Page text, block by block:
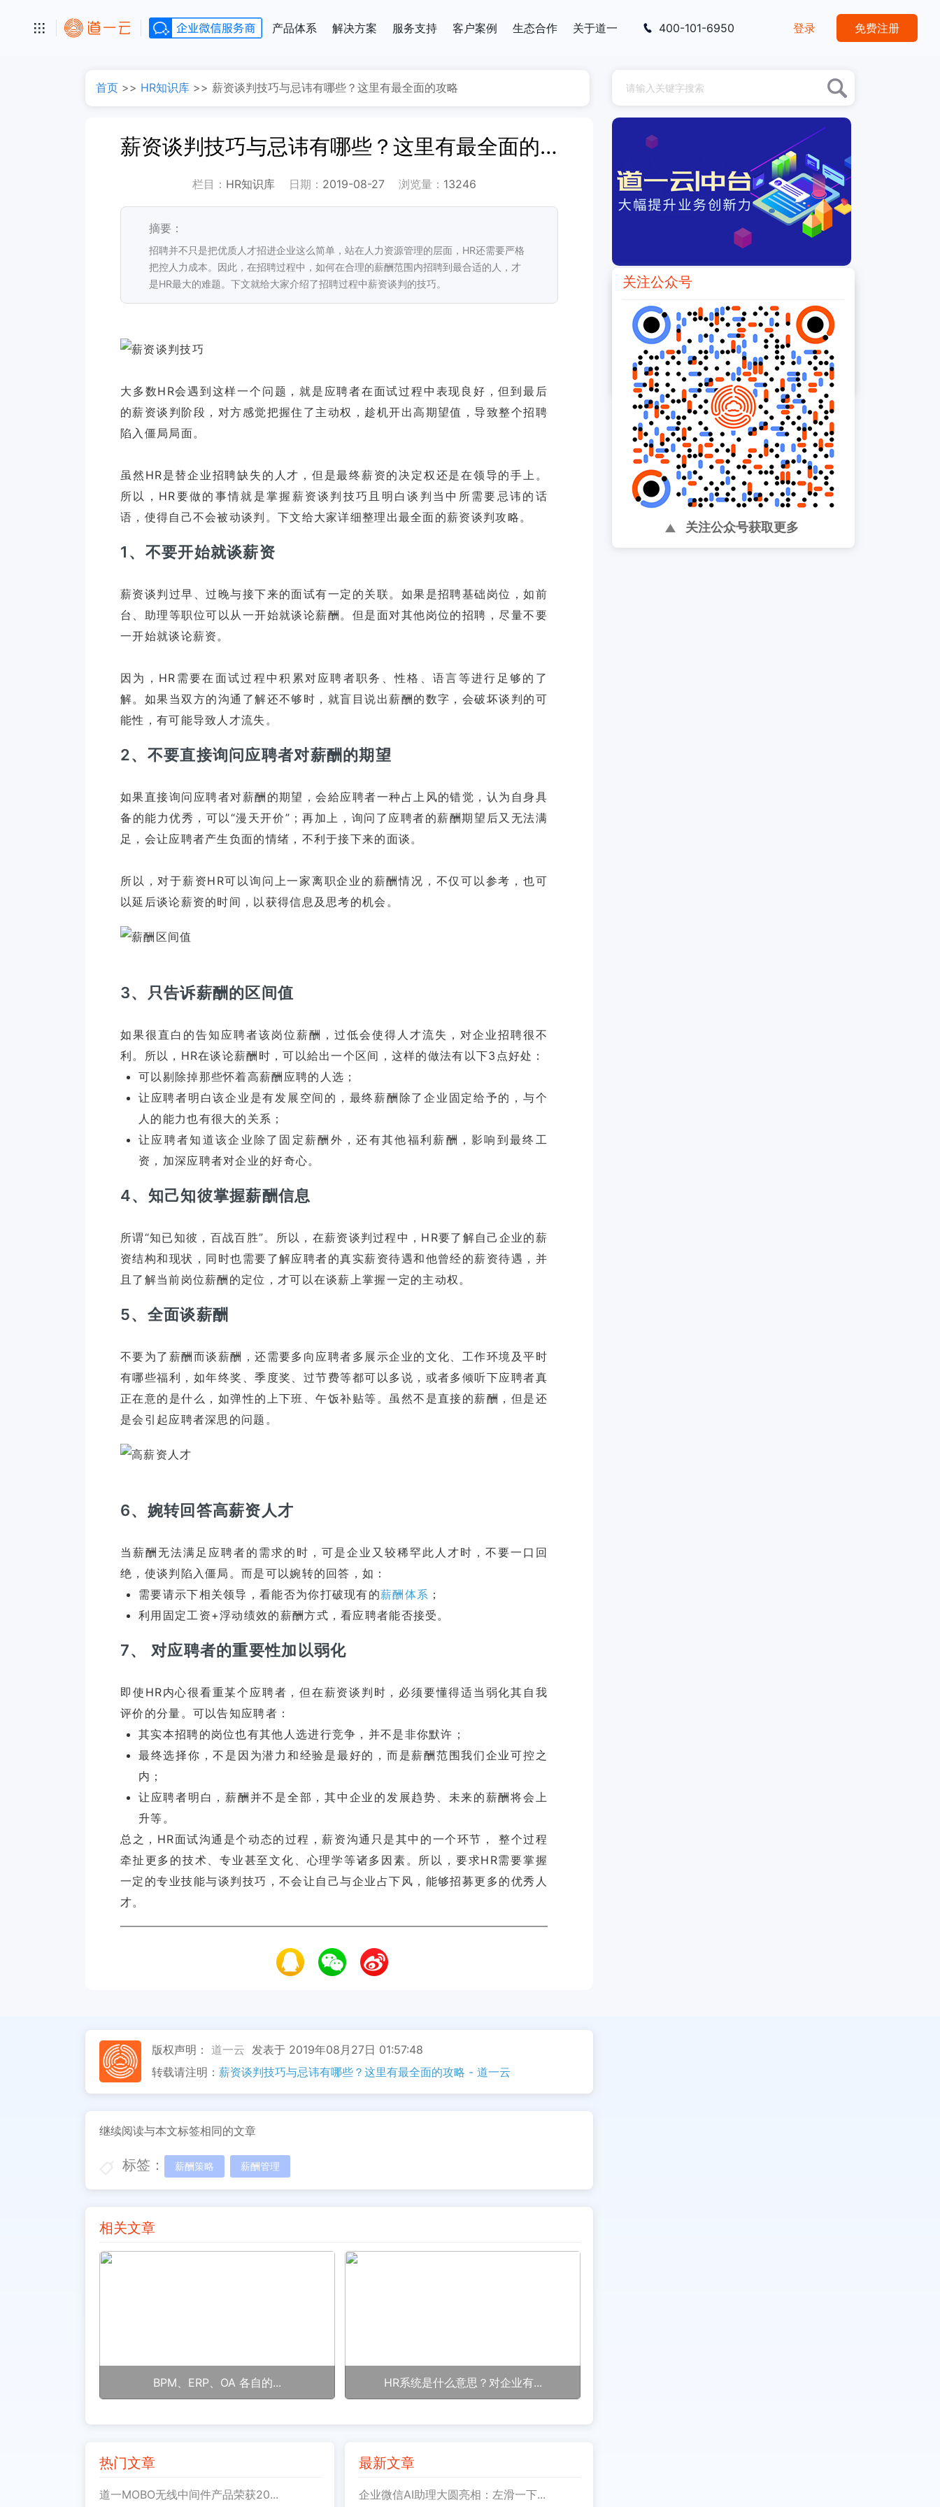
产品体系 解决方案 服务支持 客户案例 生态合作 关于道一 400-101-6950 登录 免费注册
首页 >> HR知识库 >> 薪资谈判技巧与忌讳有哪些？这里有最全面的攻略
薪资谈判技巧与忌讳有哪些？这里有最全面的攻略
栏目： HR知识库 日期： 2019-08-27 浏览量： 13246
摘要：
招聘并不只是把优质人才招进企业这么简单，站在人力资源管理的层面，HR还需要严格
把控人力成本。因此，在招聘过程中，如何在合理的薪酬范围内招聘到最合适的人，才
是HR最大的难题。下文就给大家介绍了招聘过程中薪资谈判的技巧。
大多数HR会遇到这样一个问题，就是应聘者在面试过程中表现良好，但到最后
的薪资谈判阶段，对方感觉把握住了主动权，趁机开出高期望值，导致整个招聘
陷入僵局局面。
虽然HR是替企业招聘缺失的人才，但是最终薪资的决定权还是在领导的手上。
所以，HR要做的事情就是掌握薪资谈判技巧且明白谈判当中所需要忌讳的话
1、不要开始就谈薪资
薪资谈判过早、过晚与接下来的面试有一定的关联。如果是招聘基础岗位，如前
台、助理等职位可以从一开始就谈论薪酬。但是面对其他岗位的招聘，尽量不要
一开始就谈论薪资。
因为，HR需要在面试过程中积累对应聘者职务、性格、语言等进行足够的了
解。如果当双方的沟通了解还不够时，就盲目说出薪酬的数字，会破坏谈判的可
2、不要直接询问应聘者对薪酬的期望
如果直接询问应聘者对薪酬的期望，会給应聘者一种占上风的错觉，认为自身具
备的能力优秀，可以“漫天开价”；再加上，询问了应聘者的薪酬期望后又无法满
足，会让应聘者产生负面的情绪，不利于接下来的面谈。
所以，对于薪资HR可以询问上一家离职企业的薪酬情况，不仅可以参考，也可
3、只告诉薪酬的区间值
如果很直白的告知应聘者该岗位薪酬，过低会使得人才流失，对企业招聘很不
可以剔除掉那些怀着高薪酬应聘的人选；
让应聘者明白该企业是有发展空间的，最终薪酬除了企业固定给予的，与个
人的能力也有很大的关系；
让应聘者知道该企业除了固定薪酬外，还有其他福利薪酬，影响到最终工
资，加深应聘者对企业的好奇心。
4、知己知彼掌握薪酬信息
所谓“知已知彼，百战百胜”。所以，在薪资谈判过程中，HR要了解自己企业的薪
资结构和现状，同时也需要了解应聘者的真实薪资待遇和他曾经的薪资待遇，并
5、全面谈薪酬
不要为了薪酬而谈薪酬，还需要多向应聘者多展示企业的文化、工作环境及平时
有哪些福利，如年终奖、季度奖、过节费等都可以多说，或者多倾听下应聘者真
正在意的是什么，如弹性的上下班、午饭补贴等。虽然不是直接的薪酬，但是还
6、婉转回答高薪资人才
当薪酬无法满足应聘者的需求的时，可是企业又较稀罕此人才时，不要一口回
需要请示下相关领导，看能否为你打破现有的薪酬体系 ；
利用固定工资+浮动绩效的薪酬方式，看应聘者能否接受。
7、 对应聘者的重要性加以弱化
即使HR内心很看重某个应聘者，但在薪资谈判时，必须要懂得适当弱化其自我
其实本招聘的岗位也有其他人选进行竞争，并不是非你默许；
最终选择你，不是因为潜力和经验是最好的，而是薪酬范围我们企业可控之
内；
让应聘者明白，薪酬并不是全部，其中企业的发展趋势、未来的薪酬将会上
升等。
总之，HR面试沟通是个动态的过程，薪资沟通只是其中的一个环节， 整个过程
牵扯更多的技术、专业甚至文化、心理学等诸多因素。所以，要求HR需要掌握
一定的专业技能与谈判技巧，不会让自己与企业占下风，能够招募更多的优秀人
才。
推荐阅读
以太太乐为中心，帮助提升
内部组织效率 ...
关注公众号
关注公众号获取更多
版权声明： 道一云 发表于 2019年08月27日 01:57:48
转载请注明： 薪资谈判技巧与忌讳有哪些？这里有最全面的攻略 - 道一云
继续阅读与本文标签相同的文章
标签： 薪酬策略 薪酬管理
相关文章
BPM、ERP、OA 各自的... HR系统是什么意思？对企业有...
热门文章
道一MOBO无线中间件产品荣获20...
最新文章
企业微信AI助理大圆亮相：左滑一下...